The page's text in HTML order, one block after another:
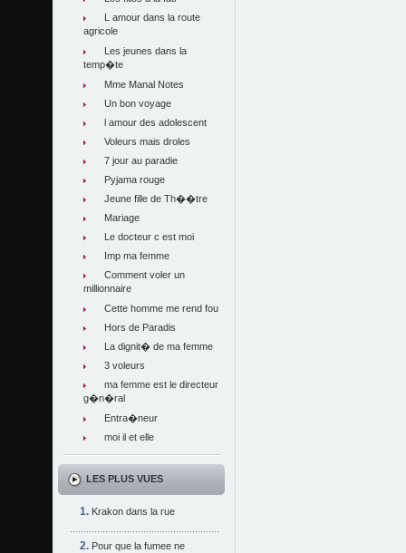
L amour dans la route
agricole
Les jeunes dans la
temp�te
Mme Manal Notes
Un bon voyage
l amour des adolescent
Voleurs mais droles
7 jour au paradie
Pyjama rouge
Jeune fille de Th��tre
Mariage
Le docteur c est moi
Imp ma femme
Comment voler un
millionnaire
Cette homme me rend fou
Hors de Paradis
La dignit� de ma femme
3 voleurs
ma femme est le directeur
g�n�ral
Entra�neur
moi il et elle
LES PLUS VUES
Krakon dans la rue
Pour que la fumee ne